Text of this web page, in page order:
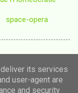
space-opera
its services
user-agent are
and security